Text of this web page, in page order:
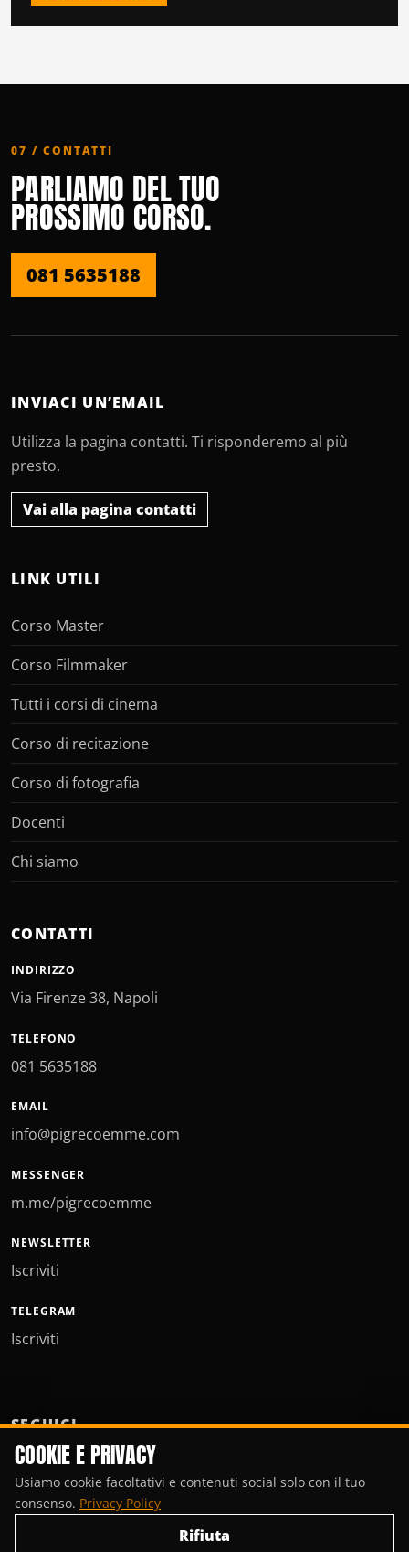
07 / CONTATTI
PARLIAMO DEL TUO
PROSSIMO CORSO.
081 5635188
INVIACI UN’EMAIL
Utilizza la pagina contatti. Ti risponderemo al più
presto.
Vai alla pagina contatti
LINK UTILI
Corso Master
Corso Filmmaker
Tutti i corsi di cinema
Corso di recitazione
Corso di fotografia
Docenti
Chi siamo
CONTATTI
INDIRIZZO
Via Firenze 38, Napoli
TELEFONO
081 5635188
EMAIL
info@pigrecoemme.com
MESSENGER
m.me/pigrecoemme
NEWSLETTER
Iscriviti
TELEGRAM
Iscriviti
SEGUICI
COOKIE E PRIVACY
Usiamo cookie facoltativi e contenuti social solo con il tuo
consenso. Privacy Policy
Rifiuta